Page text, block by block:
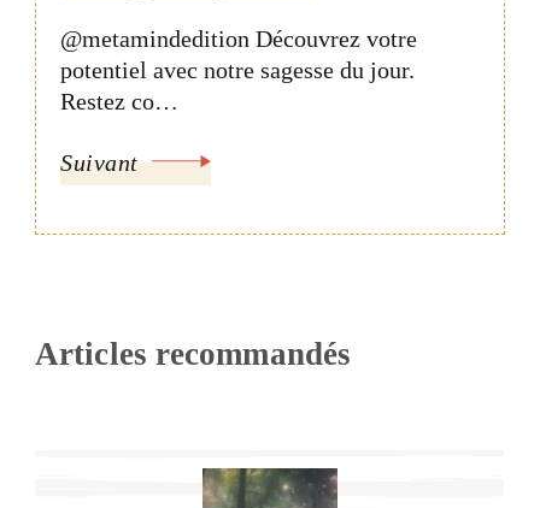
@metamindedition Découvrez votre
potentiel avec notre sagesse du jour.
Restez co…
Suivant
Articles recommandés